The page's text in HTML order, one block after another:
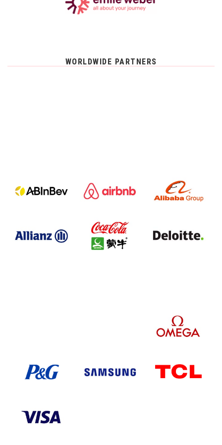
WORLDWIDE PARTNERS